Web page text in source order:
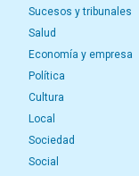
Sucesos y tribunales
Salud
Economía y empresa
Política
Cultura
Local
Sociedad
Social